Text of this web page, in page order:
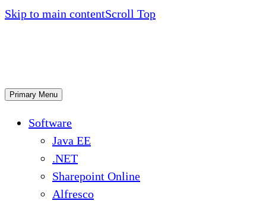
Skip to main contentScroll Top
Primary Menu
Software
Java EE
.NET
Sharepoint Online
Alfresco